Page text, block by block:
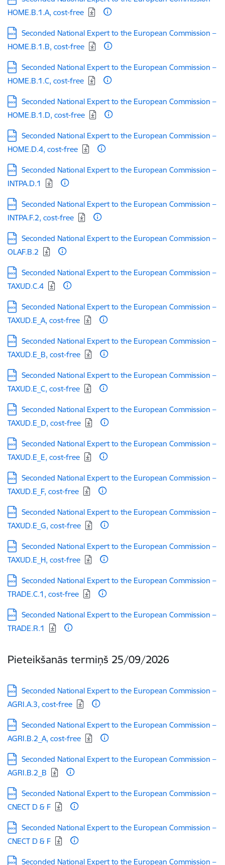
HOME.B.1.A, cost-free
Lejupielādēt:
Seconded National Expert to the European Commission –
HOME.B.1.B, cost-free
Lejupielādēt:
Seconded National Expert to the European Commission –
HOME.B.1.C, cost-free
Lejupielādēt:
Seconded National Expert to the European Commission –
HOME.B.1.D, cost-free
Lejupielādēt:
Seconded National Expert to the European Commission –
HOME.D.4, cost-free
Lejupielādēt:
Seconded National Expert to the European Commission –
INTPA.D.1
Lejupielādēt:
Seconded National Expert to the European Commission –
INTPA.F.2, cost-free
Lejupielādēt:
Seconded National Expert to the European Commission –
OLAF.B.2
Lejupielādēt:
Seconded National Expert to the European Commission –
TAXUD.C.4
Lejupielādēt:
Seconded National Expert to the European Commission –
TAXUD.E_A, cost-free
Lejupielādēt:
Seconded National Expert to the European Commission –
TAXUD.E_B, cost-free
Lejupielādēt:
Seconded National Expert to the European Commission –
TAXUD.E_C, cost-free
Lejupielādēt:
Seconded National Expert to the European Commission –
TAXUD.E_D, cost-free
Lejupielādēt:
Seconded National Expert to the European Commission –
TAXUD.E_E, cost-free
Lejupielādēt:
Seconded National Expert to the European Commission –
TAXUD.E_F, cost-free
Lejupielādēt:
Seconded National Expert to the European Commission –
TAXUD.E_G, cost-free
Lejupielādēt:
Seconded National Expert to the European Commission –
TAXUD.E_H, cost-free
Lejupielādēt:
Seconded National Expert to the European Commission –
TRADE.C.1, cost-free
Lejupielādēt:
Seconded National Expert to the European Commission –
TRADE.R.1
Pieteikšanās termiņš 25/09/2026
Lejupielādēt:
Seconded National Expert to the European Commission –
AGRI.A.3, cost-free
Lejupielādēt:
Seconded National Expert to the European Commission –
AGRI.B.2_A, cost-free
Lejupielādēt:
Seconded National Expert to the European Commission –
AGRI.B.2_B
Lejupielādēt:
Seconded National Expert to the European Commission –
CNECT D & F
Lejupielādēt:
Seconded National Expert to the European Commission –
CNECT D & F
Lejupielādēt:
Seconded National Expert to the European Commission –